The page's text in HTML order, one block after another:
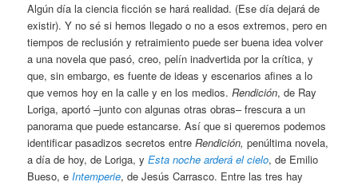
Algún día la ciencia ficción se hará realidad. (Ese día dejará de
existir). Y no sé si hemos llegado o no a esos extremos, pero en
tiempos de reclusión y retraimiento puede ser buena idea volver
a una novela que pasó, creo, pelín inadvertida por la crítica, y
que, sin embargo, es fuente de ideas y escenarios afines a lo
que vemos hoy en la calle y en los medios.Rendición, de Ray
Loriga, aportó –junto con algunas otras obras– frescura a un
panorama que puede estancarse. Así que si queremos podemos
identificar pasadizos secretos entreRendición, penúltima novela,
a día de hoy, de Loriga, yEsta noche arderá el cielo, de Emilio
Bueso, eIntemperie, de Jesús Carrasco. Entre las tres hay